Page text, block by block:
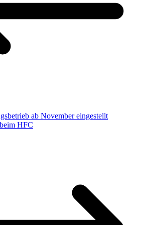
ab November eingestellt
HFC